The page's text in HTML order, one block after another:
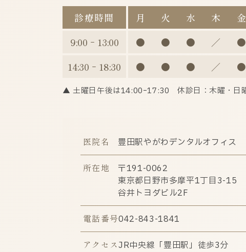
診療時間 月 火 水 木 金
9:00 ｰ 13:00
● ● ● ／ ●
14:30 ｰ 18:30
● ● ● ／ ●
▲ 土曜日午後は14:00ｰ17:30 休診日：木曜・日
医院名 豊田駅やがわデンタルオフィス
所在地
〒191-0062
東京都日野市多摩平1丁目3-15
谷井トヨダビル2F
電話番号042-843-1841
アクセスJR中央線「豊田駅」徒歩3分